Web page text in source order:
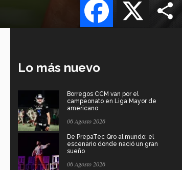
Lo más nuevo
Borregos CCM van por el
campeonato en Liga Mayor de
americano
06 Agosto 2026
De PrepaTec Qro al mundo: el
escenario donde nació un gran
sueño
06 Agosto 2026